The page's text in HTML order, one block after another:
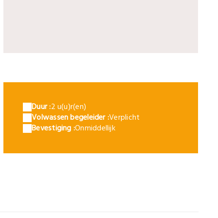
Duur :2 u(u)r(en)
Volwassen begeleider :Verplicht
Bevestiging :Onmiddellijk